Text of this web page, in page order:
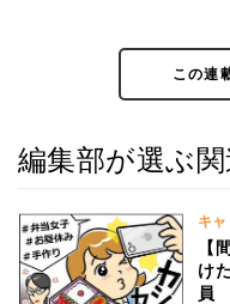
この連
編集部が選ぶ
キ
【
け
員